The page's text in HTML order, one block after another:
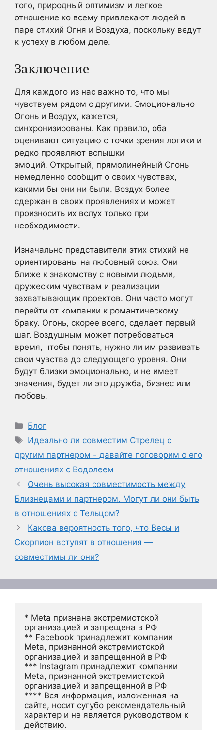
того, природный оптимизм и легкое
отношение ко всему привлекают людей в
паре стихий Огня и Воздуха, поскольку ведут
к успеху в любом деле.
Заключение
Для каждого из нас важно то, что мы
чувствуем рядом с другими. Эмоционально
Огонь и Воздух, кажется,
синхронизированы. Как правило, оба
оценивают ситуацию с точки зрения логики и
редко проявляют вспышки
эмоций. Открытый, прямолинейный Огонь
немедленно сообщит о своих чувствах,
какими бы они ни были. Воздух более
сдержан в своих проявлениях и может
произносить их вслух только при
необходимости.
Изначально представители этих стихий не
ориентированы на любовный союз. Они
ближе к знакомству с новыми людьми,
дружеским чувствам и реализации
захватывающих проектов. Они часто могут
перейти от компании к романтическому
браку. Огонь, скорее всего, сделает первый
шаг. Воздушным может потребоваться
время, чтобы понять, нужно ли им развивать
свои чувства до следующего уровня. Они
будут близки эмоционально, и не имеет
значения, будет ли это дружба, бизнес или
любовь.
Рубрики
Блог
Метки
Идеально ли совместим Стрелец с
другим партнером - давайте поговорим о его
отношениях с Водолеем
Очень высокая совместимость между
Близнецами и партнером. Могут ли они быть
в отношениях с Тельцом?
Какова вероятность того, что Весы и
Скорпион вступят в отношения —
совместимы ли они?
* Meta признана экстремистской
организацией и запрещена в РФ
** Facebook принадлежит компании
Meta, признанной экстремистской
организацией и запрещенной в РФ
*** Instagram принадлежит компании
Meta, признанной экстремистской
организацией и запрещенной в РФ
**** Вся информация, изложенная на
сайте, носит сугубо рекомендательный
характер и не является руководством к
действию.